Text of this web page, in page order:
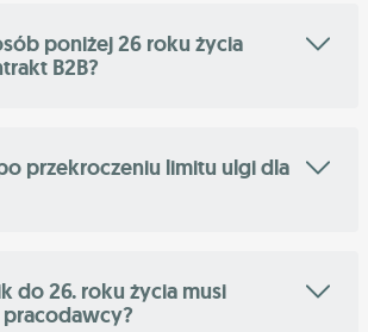
poniżej 26 roku życia
B2B?
przekroczeniu limitu ulgi dla
do 26. roku życia musi
pracodawcy?